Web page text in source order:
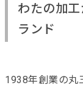
わたの加
ランド
1938年創業の丸